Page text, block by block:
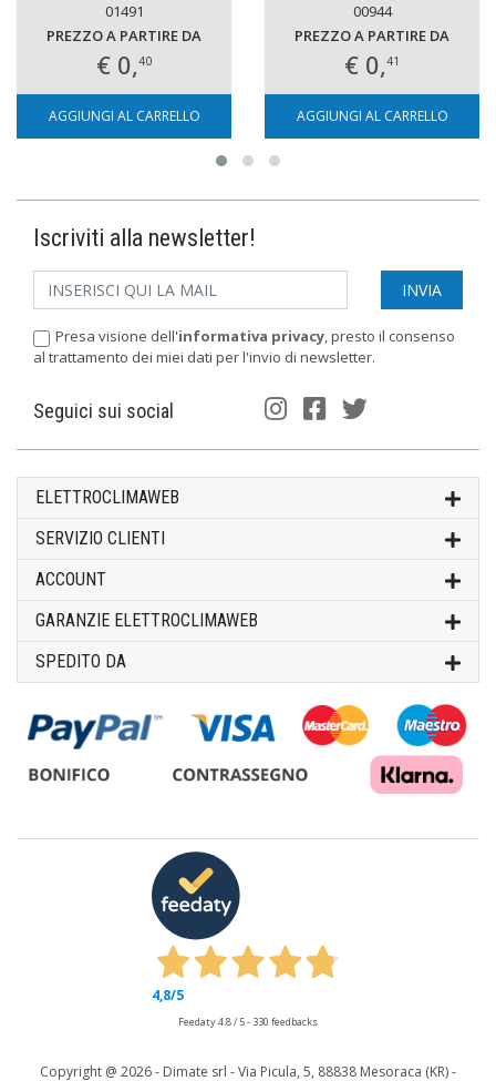
01491
PREZZO A PARTIRE DA
€ 0,40
AGGIUNGI AL CARRELLO
00944
PREZZO A PARTIRE DA
€ 0,41
AGGIUNGI AL CARRELLO
Iscriviti alla newsletter!
Presa visione dell'informativa privacy, presto il consenso
al trattamento dei miei dati per l'invio di newsletter.
Seguici sui social
ELETTROCLIMAWEB
SERVIZIO CLIENTI
ACCOUNT
GARANZIE ELETTROCLIMAWEB
SPEDITO DA
Copyright @ 2026 - Dimate srl - Via Picula, 5, 88838 Mesoraca (KR) -
4,8/5
Feedaty4.8/ 5- 330 feedbacks